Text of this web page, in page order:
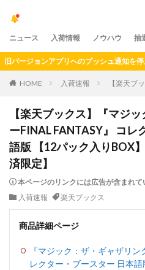
ニュース 入荷情報 ノウハウ 抽
ョンアプリへのプッシュ通知を停止いた
HOME 入荷速報 【楽天ブ
【楽天ブックス】『マジ
ーFINAL FANTASY』 コレ
語版 【12パック入りBOX
済限定】
本ページのリンクには広告が含まれて
入荷速報
楽天ブックス
商品詳細ページ
『マジック：ザ・ギャザリ
レクター・ブースター 日本語